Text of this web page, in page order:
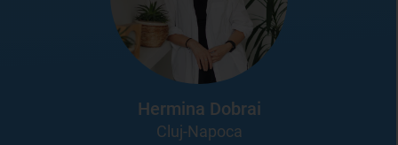
Hermina Dobrai
Cluj-Napoca